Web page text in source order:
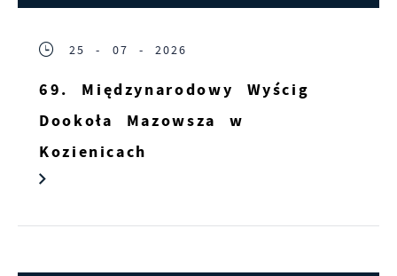
25 - 07 - 2026
69. Międzynarodowy Wyścig
Dookoła Mazowsza w
Kozienicach